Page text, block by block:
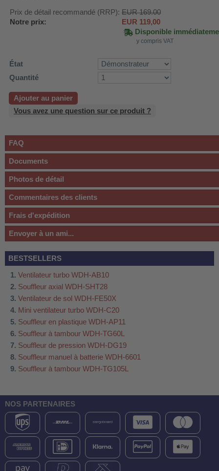
Prix de détail recommandé (RRP): EUR 169.00
Notre prix:
EUR 119,00
Disponible
y compris VAT
État
Quantité
Ajouter au panier
Vous avez une question sur ce produit ?
FAQ
Documents
Photos de détail
Commentaires des clients
Frais d'expédition
Envoyer à un ami...
BESTSELLERS
Ventilateur turbo WDH-AB10
Souffleur axial WDH-SHT28
Ventilateur de sol WDH-FE50X
Mini ventilateur turbo WDH-C20
Souffleur en plastique WDH-AP11
Souffleur à tambour WDH-TG60L
Souffleur de pression WDH-DG19
Souffleur manuel à batterie WDH-6601
Souffleur à tambour WDH-TG105L
NOS PARTENAIRES